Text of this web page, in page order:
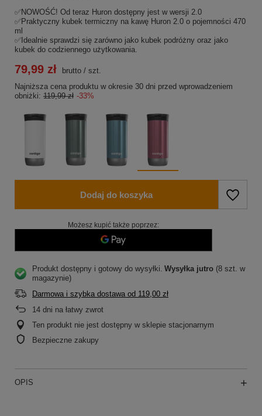
✅NOWOŚĆ! Od teraz Huron dostępny jest w wersji 2.0
✅Praktyczny kubek termiczny na kawę Huron 2.0 o pojemności 470
ml
✅Idealnie sprawdzi się zarówno jako kubek podróżny oraz jako
kubek do codziennego użytkowania.
79,99 zł brutto / szt.
Najniższa cena produktu w okresie 30 dni przed wprowadzeniem
obniżki: 119,99 zł -33%
Dodaj do koszyka
Możesz kupić także poprzez:
Produkt dostępny i gotowy do wysyłki Wysyłka jutro (8 szt. w
magazynie)
Darmowa i szybka dostawa od 119,00 zł
14 dni na łatwy zwrot
Ten produkt nie jest dostępny w sklepie stacjonarnym
Bezpieczne zakupy
OPIS